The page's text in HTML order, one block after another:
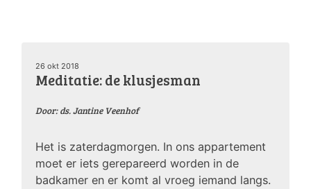
26 okt 2018
Meditatie: de klusjesman
Door: ds. Jantine Veenhof
Het is zaterdagmorgen. In ons appartement
moet er iets gerepareerd worden in de
badkamer en er komt al vroeg iemand langs.